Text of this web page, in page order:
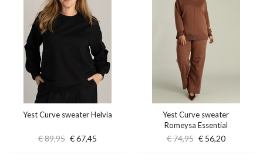
Yest Curve sweater Helvia
€ 89,95 € 67,45
Yest Curve sweater
Romeysa Essential
€ 74,95 € 56,20